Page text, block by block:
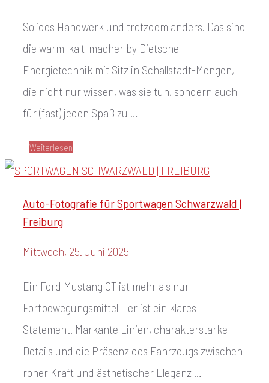
Solides Handwerk und trotzdem anders. Das sind
die warm-kalt-macher by Dietsche
Energietechnik mit Sitz in Schallstadt-Mengen,
die nicht nur wissen, was sie tun, sondern auch
für (fast) jeden Spaß zu …
Weiterlesen
Auto-Fotografie für Sportwagen Schwarzwald |
Freiburg
Mittwoch, 25. Juni 2025
Ein Ford Mustang GT ist mehr als nur
Fortbewegungsmittel – er ist ein klares
Statement. Markante Linien, charakterstarke
Details und die Präsenz des Fahrzeugs zwischen
roher Kraft und ästhetischer Eleganz …